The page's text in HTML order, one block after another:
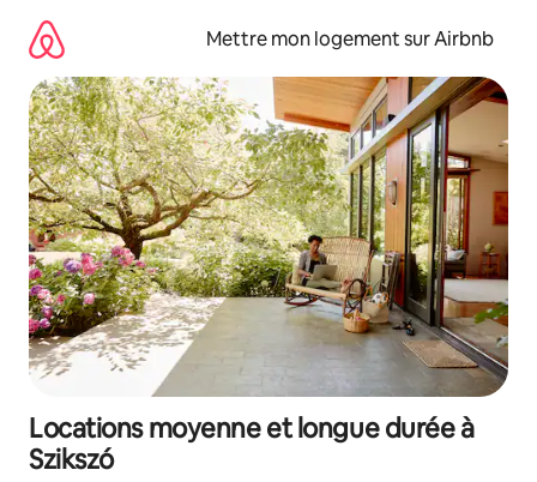
directement
contenu
Mettre mon logement sur Airbnb
Locations moyenne et longue durée à
Szikszó